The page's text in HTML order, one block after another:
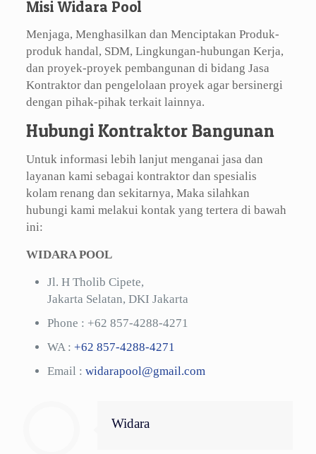
Misi Widara Pool
Menjaga, Menghasilkan dan Menciptakan Produk-
produk handal, SDM, Lingkungan-hubungan Kerja,
dan proyek-proyek pembangunan di bidang Jasa
Kontraktor dan pengelolaan proyek agar bersinergi
dengan pihak-pihak terkait lainnya.
Hubungi Kontraktor Bangunan
Untuk informasi lebih lanjut menganai jasa dan
layanan kami sebagai kontraktor dan spesialis
kolam renang dan sekitarnya, Maka silahkan
hubungi kami melakui kontak yang tertera di bawah
ini:
WIDARA POOL
Jl. H Tholib Cipete,
Jakarta Selatan, DKI Jakarta
Phone : +62 857-4288-4271
WA : +62 857-4288-4271
Email : widarapool@gmail.com
Widara